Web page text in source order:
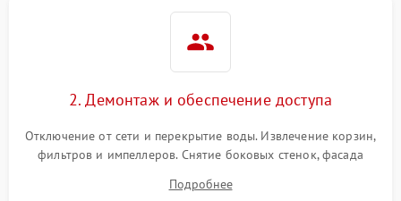
2. Демонтаж и обеспечение доступа
Отключение от сети и перекрытие воды. Извлечение корзин,
фильтров и импеллеров. Снятие боковых стенок, фасада
циркуляционному насосу, ТЭНу и сливной помпе.
Подробнее